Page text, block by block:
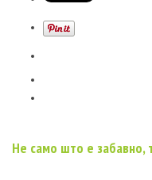
Не само што е забавно,